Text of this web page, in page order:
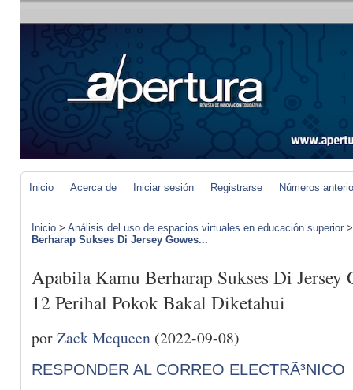
Inicio Acerca de Iniciar sesión Registrarse Números
Inicio > Análisis del uso de espacios virtuales en educación superior
Berharap Sukses Di Jersey Gowes...
Apabila Kamu Berharap Sukses Di Jersey
12 Perihal Pokok Bakal Diketahui
porZack Mcqueen (2022-09-08)
RESPONDER AL CORREO ELECTRÃ³NICO